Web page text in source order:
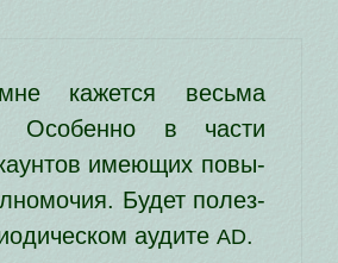
кажет­ся весь­ма
Особенно в части
име­ю­щих повы­
Будет полез­
ауди­те AD.